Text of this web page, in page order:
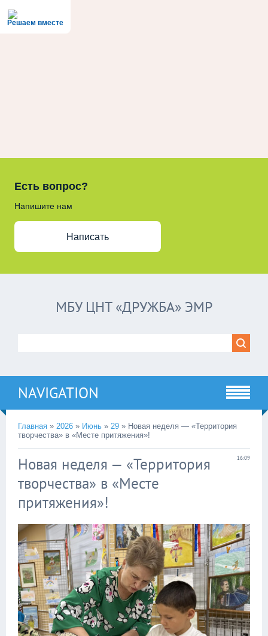
Решаем вместе
Есть вопрос?
Напишите нам
Написать
МБУ ЦНТ «ДРУЖБА» ЭМР
NAVIGATION
Главная » 2026 » Июнь » 29 » Новая неделя — «Территория
творчества» в «Месте притяжения»!
16:09
Новая неделя — «Территория
творчества» в «Месте
притяжения»!